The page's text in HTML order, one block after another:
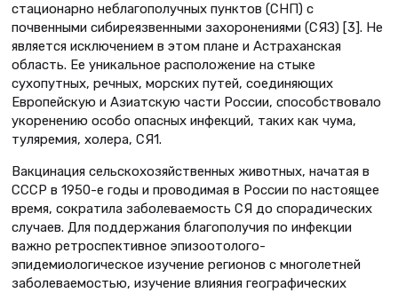
стационарно неблагополучных пунктов (СНП) с
почвенными сибиреязвенными захоронениями (СЯЗ) [3]. Не
является исключением в этом плане и Астраханская
область. Ее уникальное расположение на стыке
сухопутных, речных, морских путей, соединяющих
Европейскую и Азиатскую части России, способствовало
укоренению особо опасных инфекций, таких как чума,
туляремия, холера, СЯ1.
Вакцинация сельскохозяйственных животных, начатая в
СССР в 1950-е годы и проводимая в России по настоящее
время, сократила заболеваемость СЯ до спорадических
случаев. Для поддержания благополучия по инфекции
важно ретроспективное эпизоотолого-
эпидемиологическое изучение регионов с многолетней
заболеваемостью, изучение влияния географических